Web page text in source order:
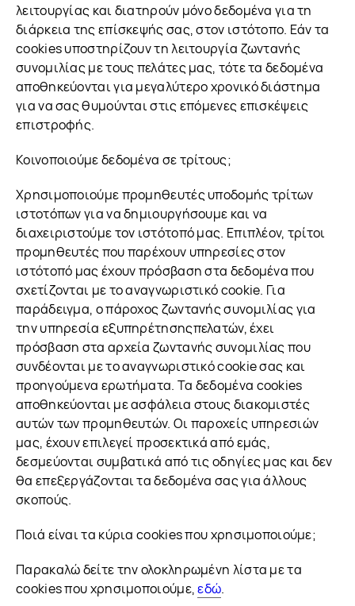
λειτουργίας και διατηρούν μόνο δεδομένα για τη
διάρκεια της επίσκεψής σας, στον ιστότοπο. Εάν τα
cookies υποστηρίζουν τη λειτουργία ζωντανής
συνομιλίας με τους πελάτες μας, τότε τα δεδομένα
αποθηκεύονται για μεγαλύτερο χρονικό διάστημα
για να σας θυμούνται στις επόμενες επισκέψεις
επιστροφής.
Κοινοποιούμε δεδομένα σε τρίτους;
Χρησιμοποιούμε προμηθευτές υποδομής τρίτων
ιστοτόπων για να δημιουργήσουμε και να
διαχειριστούμε τον ιστότοπό μας. Επιπλέον, τρίτοι
προμηθευτές που παρέχουν υπηρεσίες στον
ιστότοπό μας έχουν πρόσβαση στα δεδομένα που
σχετίζονται με το αναγνωριστικό cookie. Για
παράδειγμα, ο πάροχος ζωντανής συνομιλίας για
την υπηρεσία εξυπηρέτησηςπελατών, έχει
πρόσβαση στα αρχεία ζωντανής συνομιλίας που
συνδέονται με το αναγνωριστικό cookie σας και
προηγούμενα ερωτήματα. Τα δεδομένα cookies
αποθηκεύονται με ασφάλεια στους διακομιστές
αυτών των προμηθευτών. Οι παροχείς υπηρεσιών
μας, έχουν επιλεγεί προσεκτικά από εμάς,
δεσμεύονται συμβατικά από τις οδηγίες μας και δεν
θα επεξεργάζονται τα δεδομένα σας για άλλους
σκοπούς.
Ποιά είναι τα κύρια cookies που χρησιμοποιούμε;
Παρακαλώ δείτε την ολοκληρωμένη λίστα με τα
cookies που χρησιμοποιούμε,εδώ.